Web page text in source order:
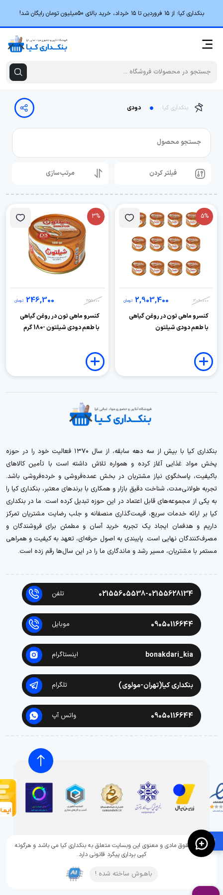
🛍️
بنکداری کیا؛ از ۱۵ فروردین تا ۱۵ خرداد، خرید بالای 50میلیون تومان رایگان شد!
بنکداری کیا دودی
جستجو محصول
فیلتر کردن مرتب‌سازی
5%
3,060,000
2,903,400 تومان
کنسرو ماهی تون در روغن گیاهی
با طعم دودی شیلتون
3%
255,000
246,300 تومان
کنسرو ماهی تون در روغن گیاهی
با طعم دودی شیلتون -180 گرم
بنکداری کیا با بیش از سه دهه سابقه، از سال ۱۳۷۰ فعالیت خود را در حوزه
پخش مواد غذایی آغاز کرده و همواره تلاش داشته است با تأمین کالاهای
باکیفیت، پاسخگوی نیاز مشتریان در بخش عمده‌فروشی و خرده‌فروشی باشد.
تجربه طولانی‌مدت، شناخت دقیق بازار و همکاری با برندهای معتبر، بنکداری کیا را
به یکی از مجموعه‌های قابل اعتماد در این حوزه تبدیل کرده است. ما در بنکداری
کیا بر ارائه خدمات سریع، قیمت‌گذاری منصفانه و جلب رضایت مشتریان تمرکز
داریم و هدفمان ایجاد یک تجربه خرید آسان و مطمئن برای فروشندگان و
مصرف‌کنندگان نهایی است. پایبندی به اصول حرفه‌ای، تعهد به کیفیت و همراهی
مستمر با مشتریان، مسیر رشد و ماندگاری ما را در این سال‌ها رقم زده است.
02155605538-02155628134 تلفن
09050116644 موبایل
bonakdari_kia اینستاگرام
بنکداری کیا(تهران-مولوی) تلگرام
09050116644 واتس آپ
تمامی حقوق مادی و معنوی این وبسایت متعلق به بنکداری کیا می باشد و هرگونه
کپی برداری پیگرد قانونی دارد.
باهـوش ساخته شده !